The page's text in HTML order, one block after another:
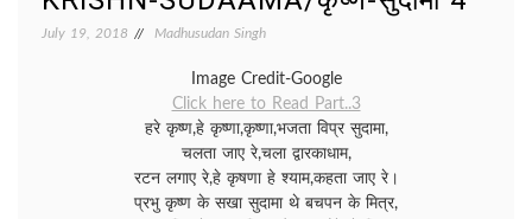
July 19, 2018 Madhusudan Singh
Image Credit-Google
Click here to Read Part..3
हरे कृष्ण,हे कृष्णा,कृष्णा,भजता विप्र सुदामा,
चलता जाए रे,चला द्वारकाधाम,
रटन लगाए रे,हे कृषणा हे श्याम,कहता जाए रे।
प्रभु कृष्ण के सखा सुदामा थे बचपन के मित्र,